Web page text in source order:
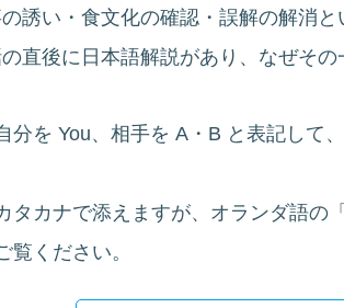
誘い・食文化の確認・誤解の解消
直後に日本語解説があり、なぜそ
分を You、相手を A・B と表記して
タカナで添えますが、オランダ語の
覧ください。